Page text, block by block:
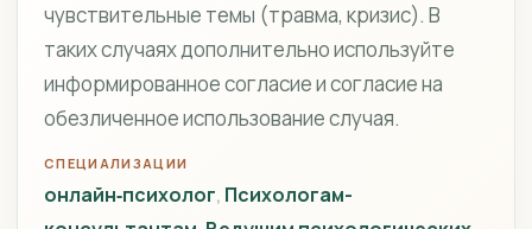
чувствительные темы (травма, кризис). В
таких случаях дополнительно используйте
информированное согласие и согласие на
обезличенное использование случая.
СПЕЦИАЛИЗАЦИИ
онлайн‑психолог Психологам-